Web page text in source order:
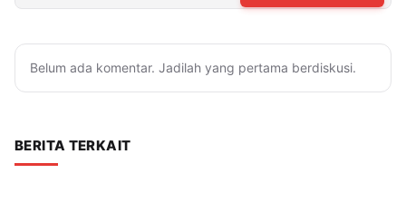
Belum ada komentar. Jadilah yang pertama berdiskusi.
BERITA TERKAIT